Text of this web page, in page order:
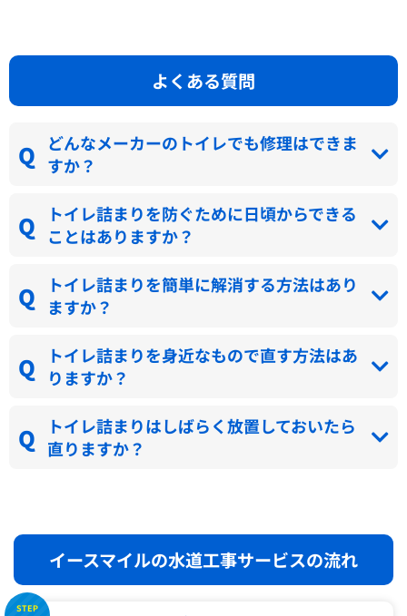
よくある質問
どんなメーカーのトイレでも修理はできま
すか？
トイレ詰まりを防ぐために日頃からできる
ことはありますか？
トイレ詰まりを簡単に解消する方法はあり
ますか？
トイレ詰まりを身近なもので直す方法はあ
りますか？
トイレ詰まりはしばらく放置しておいたら
直りますか？
イースマイルの水道工事サービスの流れ
STEP